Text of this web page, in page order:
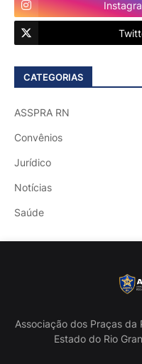
CATEGORIAS
ASSPRA RN
Convênios
Jurídico
Notícias
Saúde
Associação dos Praças da
Estado do Rio